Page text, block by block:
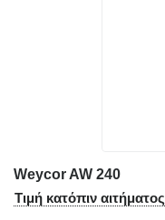
Weycor AW 240
Τιμή κατόπιν αιτήματος